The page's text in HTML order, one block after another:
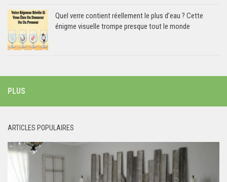
Quel verre contient réellement le plus d’eau ? Cette
énigme visuelle trompe presque tout le monde
PLUS
ARTICLES POPULAIRES